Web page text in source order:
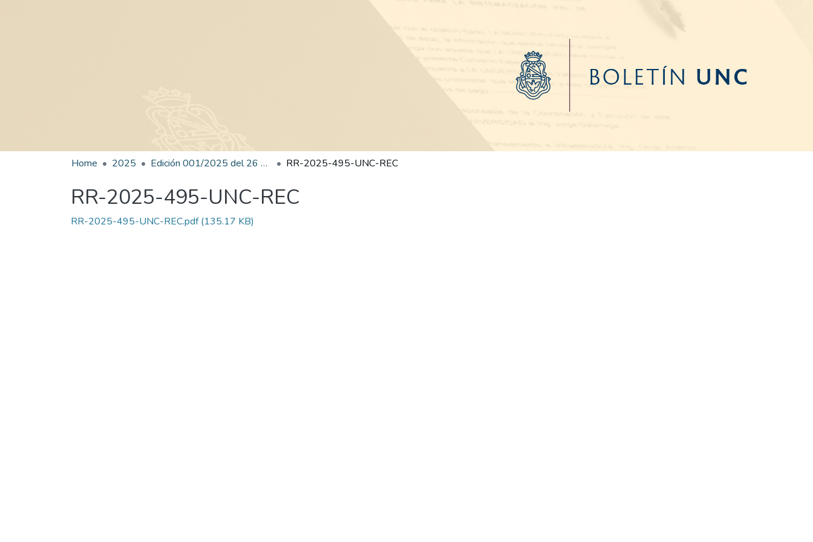
Home 2025 Edición 001/2025 del 26 de mayo de 2025 RR-2025-495-UNC-REC
RR-2025-495-UNC-REC
RR-2025-495-UNC-REC.pdf(135.17 KB)